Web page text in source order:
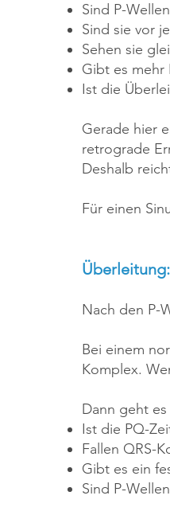
Sind P-
Sind sie vor
Sehen sie
Gibt es mehr
Ist die
Gerade hier
retrograde
Deshalb
Für einen
Nach den P-
Bei einem
Komplex.
Dann geht
Ist die PQ-
Fallen QRS-
Gibt es ein
Sind P-